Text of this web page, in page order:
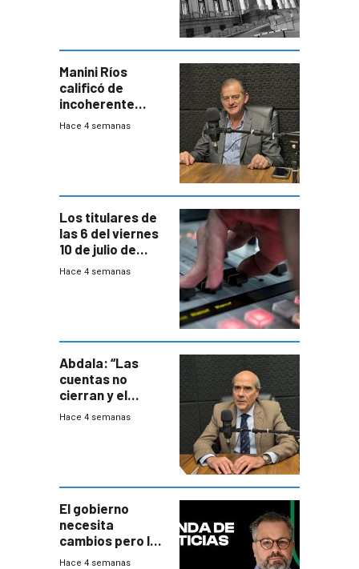
Manini Ríos
calificó de
incoherente
decisión de
Hace 4 semanas
Los titulares de
las 6 del viernes
10 de julio de
2026
Hace 4 semanas
Abdala: “Las
cuentas no
cierran y el
balance del
Hace 4 semanas
El gobierno
necesita
cambios pero los
ministros tienen
Hace 4 semanas